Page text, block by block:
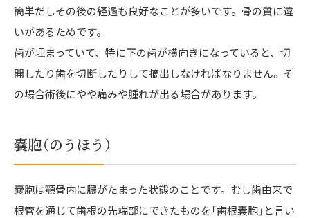
簡単だしその後の経過も良好なことが多いです。骨の質に違
いがあるためです。
歯が埋まっていて、特に下の歯が横向きになっていると、切
開したり歯を切断したりして摘出しなければなりません。そ
の場合術後にやや痛みや腫れが出る場合があります。
嚢胞（のうほう）
嚢胞は顎骨内に膿がたまった状態のことです。むし歯由来で
根管を通じて歯根の先端部にできたものを「歯根嚢胞」と言い